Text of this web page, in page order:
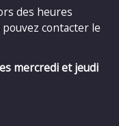
des heures
contacter le
mercredi et jeudi